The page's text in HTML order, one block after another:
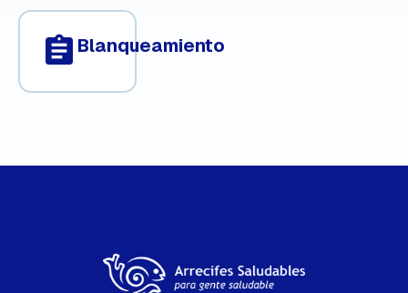
assignment Blanqueamiento